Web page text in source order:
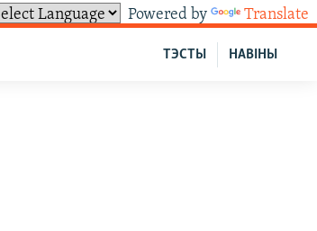
Powered by Translate
НАВІНЫ
ТЭСТЫ